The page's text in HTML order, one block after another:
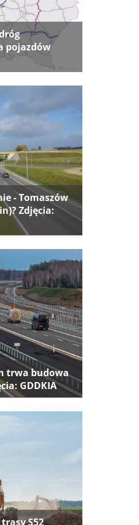
pojazdów
- Tomaszów
Zdjęcia:
trwa budowa
GDDKIA
S52